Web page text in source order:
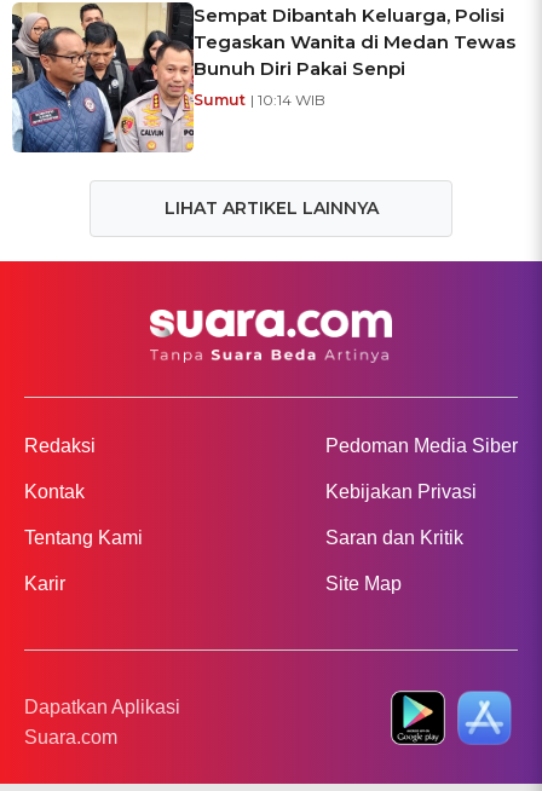
Sempat Dibantah Keluarga, Polisi
Tegaskan Wanita di Medan Tewas
Bunuh Diri Pakai Senpi
Sumut | 10:14 WIB
LIHAT ARTIKEL LAINNYA
Redaksi
Kontak
Tentang Kami
Karir
Pedoman Media Siber
Kebijakan Privasi
Saran dan Kritik
Site Map
Dapatkan Aplikasi
Suara.com